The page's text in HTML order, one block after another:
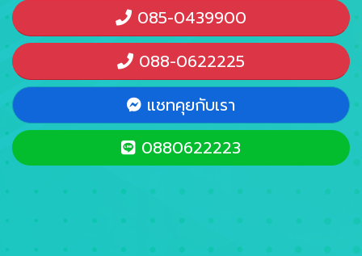
085-0439900
088-0622225
แชทคุยกับเรา
0880622223